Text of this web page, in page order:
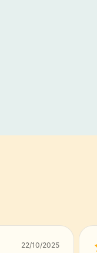
22/10/2025